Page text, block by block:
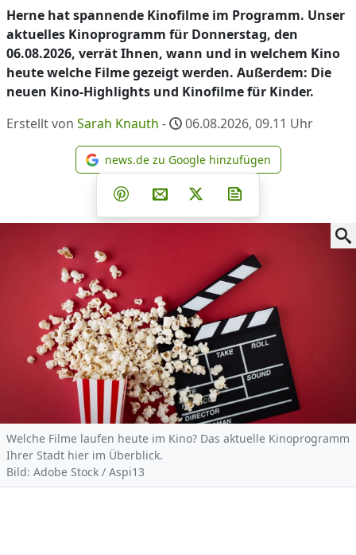
Herne hat spannende Kinofilme im Programm. Unser
aktuelles Kinoprogramm für Donnerstag, den
06.08.2026, verrät Ihnen, wann und in welchem Kino
heute welche Filme gezeigt werden. Außerdem: Die
neuen Kino-Highlights und Kinofilme für Kinder.
Erstellt von Sarah Knauth - 06.08.2026, 09.11 Uhr
news.de zu Google
news.de zu Google hinzufügen
Teilen auf Facebook
Teilen auf Whatsapp
Teilen auf Telegram
Teilen auf Pinterest
Per E-Mail teilen
Post auf X
Welche Filme laufen heute im Kino? Das aktuelle Kinoprogramm
Ihrer Stadt hier im Überblick.
Bild: Adobe Stock / Aspi13